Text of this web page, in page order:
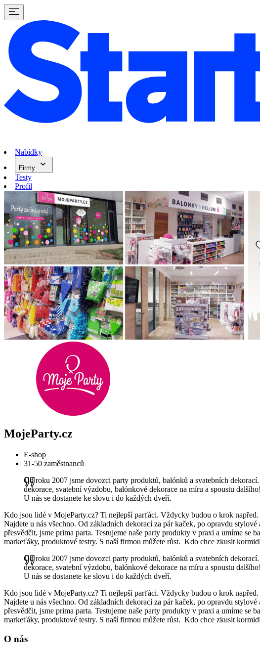
Nabídky
Firmy
Testy
Profil
MojeParty.cz
E-shop
31-50 zaměstnanců
Od roku 2007 jsme dovozci party produktů, balónků a svatebních
dekorace, svatební výzdobu, balónkové dekorace na míru a spoustu
U nás se dostanete ke slovu i do každých dveří.
Kdo jsou lidé v MojeParty.cz? Ti nejlepší parťáci. Vždycky budou o krok
Najdete u nás všechno. Od základních dekorací za pár kaček, po opravdu
přesvědčit, jsme prima parta. Testujeme naše party produkty v praxi a umíme
markeťáky, produktové testry. S naší firmou můžete růst. Kdo chce zkusit
Od roku 2007 jsme dovozci party produktů, balónků a svatebních
dekorace, svatební výzdobu, balónkové dekorace na míru a spoustu
U nás se dostanete ke slovu i do každých dveří.
Kdo jsou lidé v MojeParty.cz? Ti nejlepší parťáci. Vždycky budou o krok
Najdete u nás všechno. Od základních dekorací za pár kaček, po opravdu
přesvědčit, jsme prima parta. Testujeme naše party produkty v praxi a umíme
markeťáky, produktové testry. S naší firmou můžete růst. Kdo chce zkusit
O nás